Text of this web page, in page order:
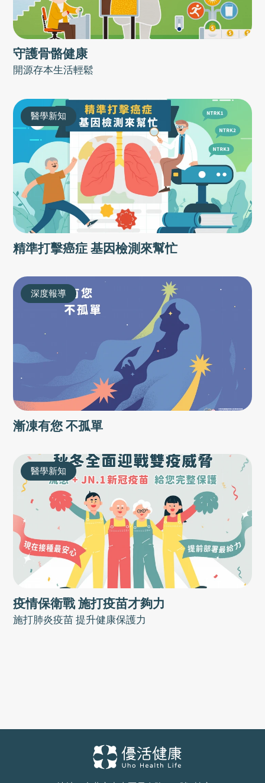
守護骨骼健康
開源存本生活輕鬆
醫學新知
精準打擊癌症 基因檢測來幫忙
深度報導
漸凍有您 不孤單
醫學新知
疫情保衛戰 施打疫苗才夠力
施打肺炎疫苗 提升健康保護力